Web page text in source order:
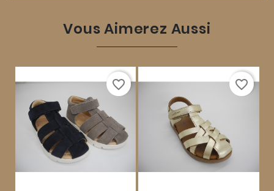
Vous Aimerez Aussi
favorite_border favorite_border